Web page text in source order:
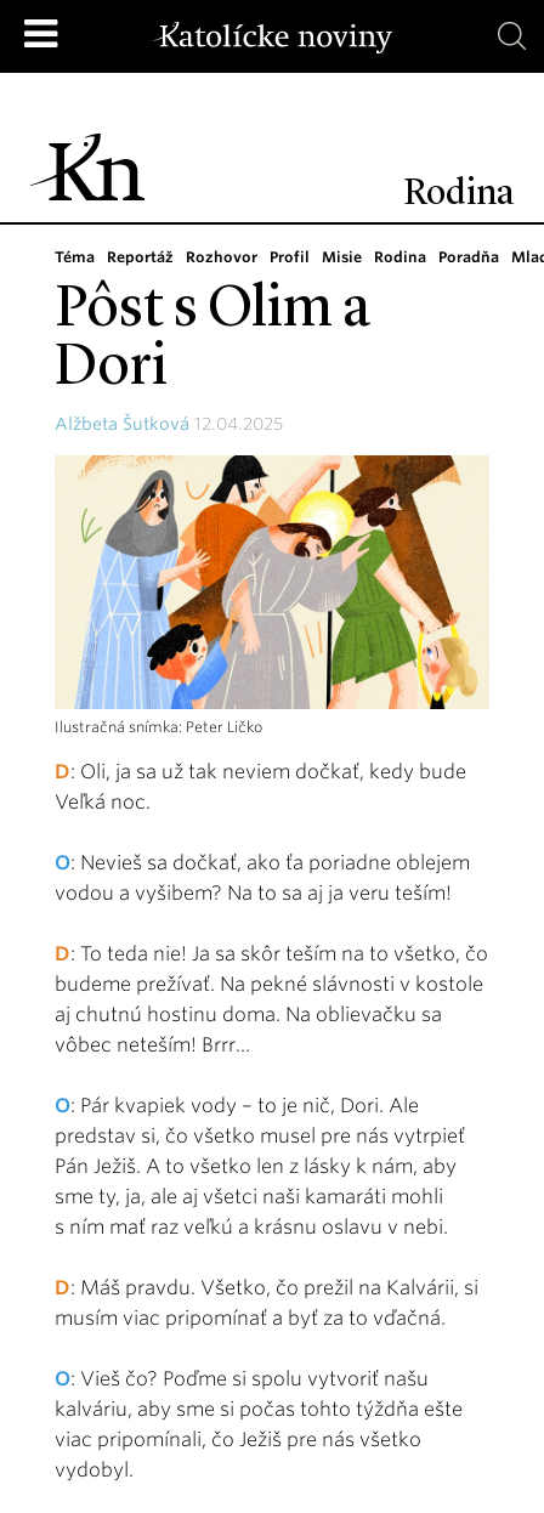
Rodina
Téma Reportáž Rozhovor Profil Misie Rodina Poradňa
Pôst s Olim a
Dori
Alžbeta Šutková 12.04.2025
Ilustračná snímka: Peter Ličko
D: Oli, ja sa už tak neviem dočkať, kedy bude
Veľká noc.
O: Nevieš sa dočkať, ako ťa poriadne oblejem
vodou a vyšibem? Na to sa aj ja veru teším!
D: To teda nie! Ja sa skôr teším na to všetko, čo
budeme prežívať. Na pekné slávnosti v kostole
aj chutnú hostinu doma. Na oblievačku sa
vôbec neteším! Brrr...
O: Pár kvapiek vody – to je nič, Dori. Ale
predstav si, čo všetko musel pre nás vytrpieť
Pán Ježiš. A to všetko len z lásky k nám, aby
sme ty, ja, ale aj všetci naši kamaráti mohli
s ním mať raz veľkú a krásnu oslavu v nebi.
D: Máš pravdu. Všetko, čo prežil na Kalvárii, si
musím viac pripomínať a byť za to vďačná.
O: Vieš čo? Poďme si spolu vytvoriť našu
kalváriu, aby sme si počas tohto týždňa ešte
viac pripomínali, čo Ježiš pre nás všetko
vydobyl.